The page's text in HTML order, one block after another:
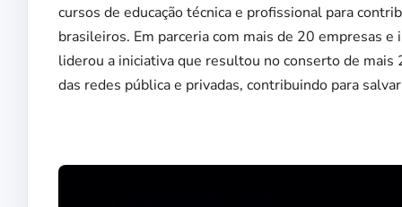
cursos de educação técnica e profissional para
brasileiros. Em parceria com mais de 20 empresas
liderou a iniciativa que resultou no conserto de
das redes pública e privadas, contribuindo para